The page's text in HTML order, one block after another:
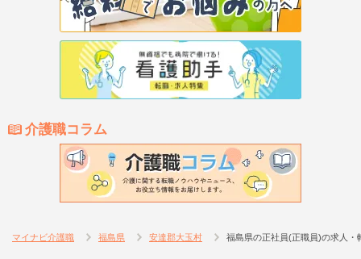
介護職コラム
マイナビ介護職 福島県 安達郡大玉村 福島県の正社員(正職員)の求人・